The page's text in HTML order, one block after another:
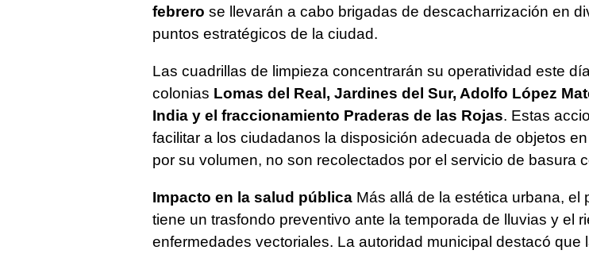
febrero se llevarán a cabo brigadas de descacharrización en
puntos estratégicos de la ciudad.
Las cuadrillas de limpieza concentrarán su operatividad este
colonias Lomas del Real, Jardines del Sur, Adolfo López
India y el fraccionamiento Praderas de las Rojas. Estas
facilitar a los ciudadanos la disposición adecuada de objetos
por su volumen, no son recolectados por el servicio de basura
Impacto en la salud pública Más allá de la estética urbana, el
tiene un trasfondo preventivo ante la temporada de lluvias y el
enfermedades vectoriales. La autoridad municipal destacó que